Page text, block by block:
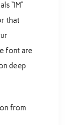
“IM”
that
font are
deep
from